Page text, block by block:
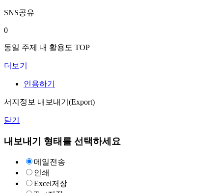
SNS공유
0
동일 주제 내 활용도 TOP
더보기
인용하기
서지정보 내보내기(Export)
닫기
내보내기 형태를 선택하세요
메일전송
인쇄
Excel저장